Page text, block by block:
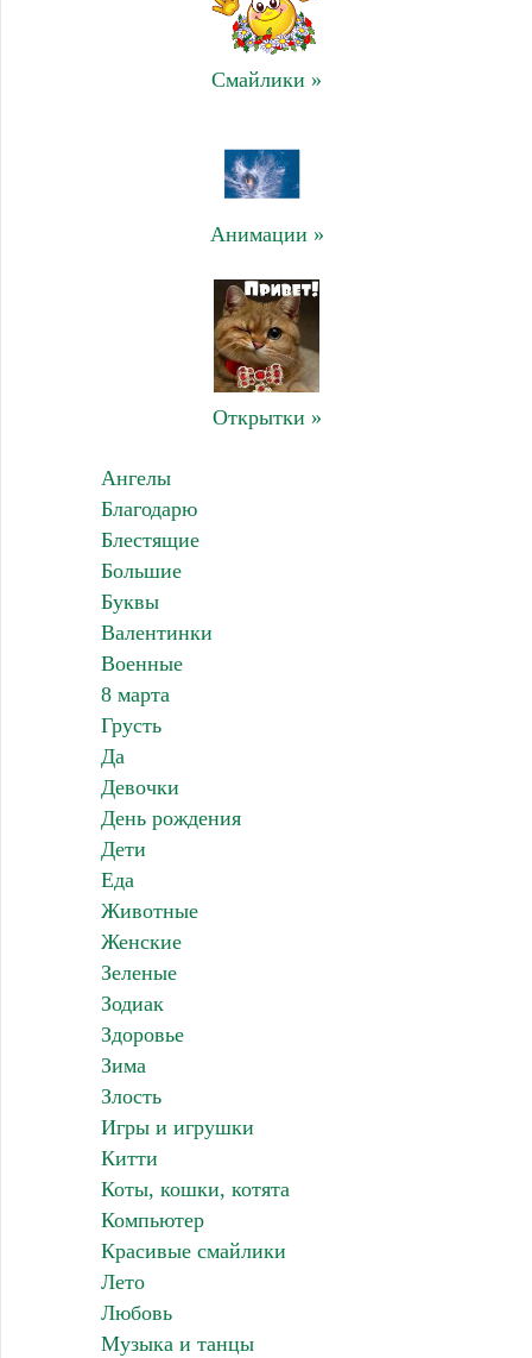
Смайлики »
Анимации »
Открытки »
Ангелы
Благодарю
Блестящие
Большие
Буквы
Валентинки
Военные
8 марта
Грусть
Да
Девочки
День рождения
Дети
Еда
Животные
Женские
Зеленые
Зодиак
Здоровье
Зима
Злость
Игры и игрушки
Китти
Коты, кошки, котята
Компьютер
Красивые смайлики
Лето
Любовь
Музыка и танцы